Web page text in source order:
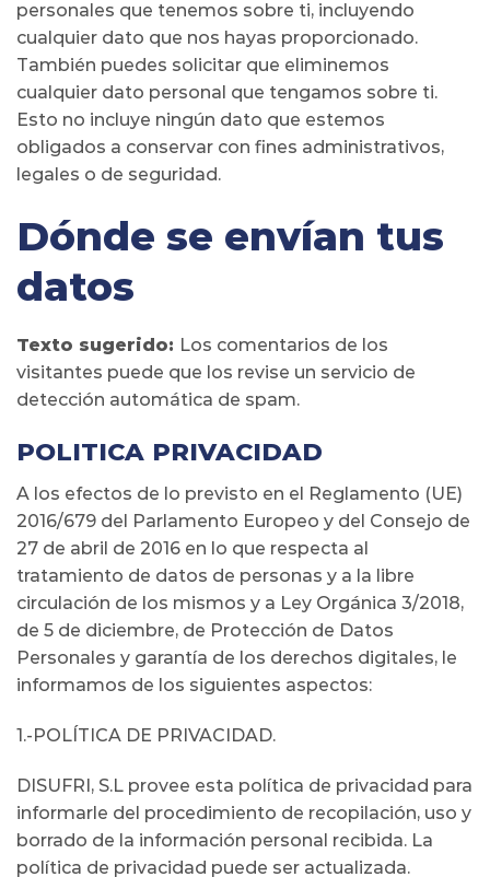
personales que tenemos sobre ti, incluyendo
cualquier dato que nos hayas proporcionado.
También puedes solicitar que eliminemos
cualquier dato personal que tengamos sobre ti.
Esto no incluye ningún dato que estemos
obligados a conservar con fines administrativos,
legales o de seguridad.
Dónde se envían tus
datos
Texto sugerido: Los comentarios de los
visitantes puede que los revise un servicio de
detección automática de spam.
POLITICA PRIVACIDAD
A los efectos de lo previsto en el Reglamento (UE)
2016/679 del Parlamento Europeo y del Consejo de
27 de abril de 2016 en lo que respecta al
tratamiento de datos de personas y a la libre
circulación de los mismos y a Ley Orgánica 3/2018,
de 5 de diciembre, de Protección de Datos
Personales y garantía de los derechos digitales, le
informamos de los siguientes aspectos:
1.-POLÍTICA DE PRIVACIDAD.
DISUFRI, S.L provee esta política de privacidad para
informarle del procedimiento de recopilación, uso y
borrado de la información personal recibida. La
política de privacidad puede ser actualizada.